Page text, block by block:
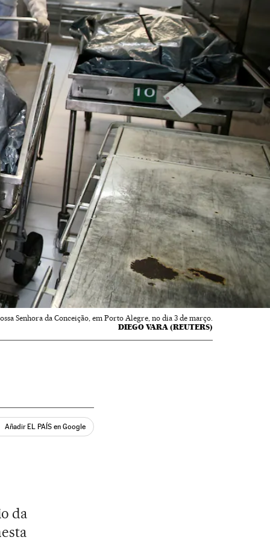
Senhora da Conceição, em Porto Alegre, no dia 3 de março.
DIEGO VARA (REUTERS)
Añadir EL PAÍS en Google
da